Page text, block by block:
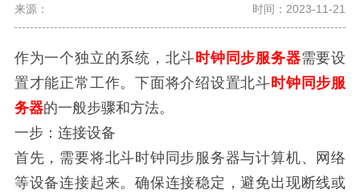
来源： 时间：2023-11-21
作为一个独立的系统，北斗 时钟同步服务器需要设
置才能正常工作。下面将介绍设置北斗 时钟同步服
务器的一般步骤和方法。
一步：连接设备
首先，需要将北斗时钟同步服务器与计算机、网络
等设备连接起来。确保连接稳定，避免出现断线或